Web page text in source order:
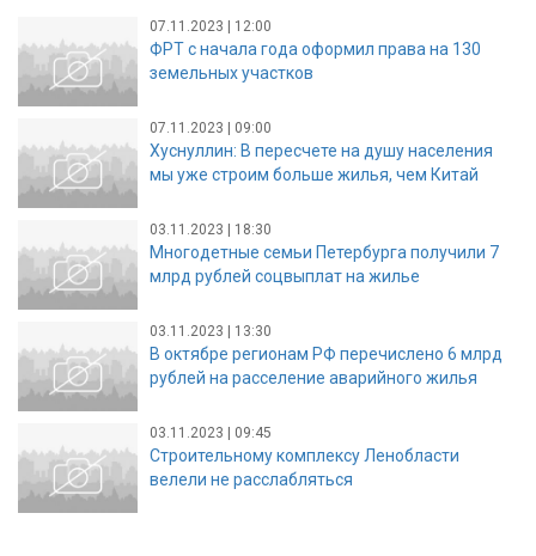
07.11.2023 | 12:00
ФРТ с начала года оформил права на 130
земельных участков
07.11.2023 | 09:00
Хуснуллин: В пересчете на душу населения
мы уже строим больше жилья, чем Китай
03.11.2023 | 18:30
Многодетные семьи Петербурга получили 7
млрд рублей соцвыплат на жилье
03.11.2023 | 13:30
В октябре регионам РФ перечислено 6 млрд
рублей на расселение аварийного жилья
03.11.2023 | 09:45
Строительному комплексу Ленобласти
велели не расслабляться